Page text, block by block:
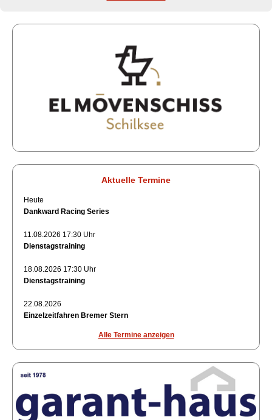
Aktuelle Termine
Heute
Dankward Racing Series
11.08.2026 17:30 Uhr
Dienstagstraining
18.08.2026 17:30 Uhr
Dienstagstraining
22.08.2026
Einzelzeitfahren Bremer Stern
Alle Termine anzeigen